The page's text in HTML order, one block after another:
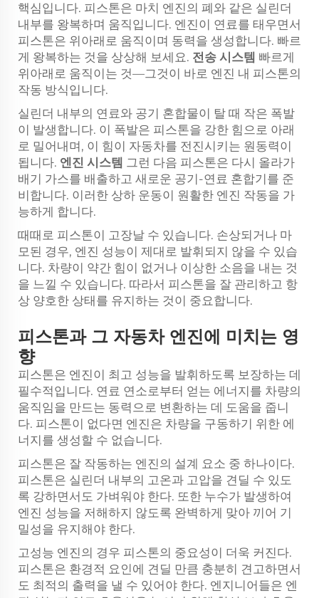
핵심입니다. 피스톤은 마치 엔진의 폐와 같은 실린더
내부를 왕복하며 움직입니다. 엔진이 연료를 태우면서
피스톤은 위아래로 움직이며 동력을 생성합니다. 빠르
게 왕복하는 것을 상상해 보세요. 전송 시스템 빠르게
위아래로 움직이는 것—그것이 바로 엔진 내 피스톤의
작동 방식입니다.
실린더 내부의 연료와 공기 혼합물이 탈 때 작은 폭발
이 발생합니다. 이 폭발은 피스톤을 강한 힘으로 아래
로 밀어내며, 이 힘이 자동차를 전진시키는 원동력이
됩니다. 엔진 시스템 그런 다음 피스톤은 다시 올라가
배기 가스를 배출하고 새로운 공기-연료 혼합기를 준
비합니다. 이러한 상하 운동이 원활한 엔진 작동을 가
능하게 합니다.
때때로 피스톤이 고장날 수 있습니다. 손상되거나 마
모된 경우, 엔진 성능이 제대로 발휘되지 않을 수 있습
니다. 차량이 약간 힘이 없거나 이상한 소음을 내는 것
을 느낄 수 있습니다. 따라서 피스톤을 잘 관리하고 항
상 양호한 상태를 유지하는 것이 중요합니다.
피스톤과 그 자동차 엔진에 미치는 영
향
피스톤은 엔진이 최고 성능을 발휘하도록 보장하는 데
필수적입니다. 연료 연소로부터 얻는 에너지를 차량의
움직임을 만드는 동력으로 변환하는 데 도움을 줍니
다. 피스톤이 없다면 엔진은 차량을 구동하기 위한 에
너지를 생성할 수 없습니다.
피스톤은 잘 작동하는 엔진의 설계 요소 중 하나이다.
피스톤은 실린더 내부의 고온과 고압을 견딜 수 있도
록 강하면서도 가벼워야 한다. 또한 누수가 발생하여
엔진 성능을 저해하지 않도록 완벽하게 맞아 끼어 기
밀성을 유지해야 한다.
고성능 엔진의 경우 피스톤의 중요성이 더욱 커진다.
피스톤은 환경적 요인에 견딜 만큼 충분히 견고하면서
도 최적의 출력을 낼 수 있어야 한다. 엔지니어들은 엔